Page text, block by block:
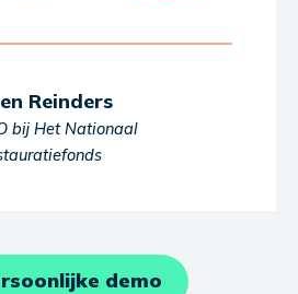
Reinders
bij Het Nationaal
demo